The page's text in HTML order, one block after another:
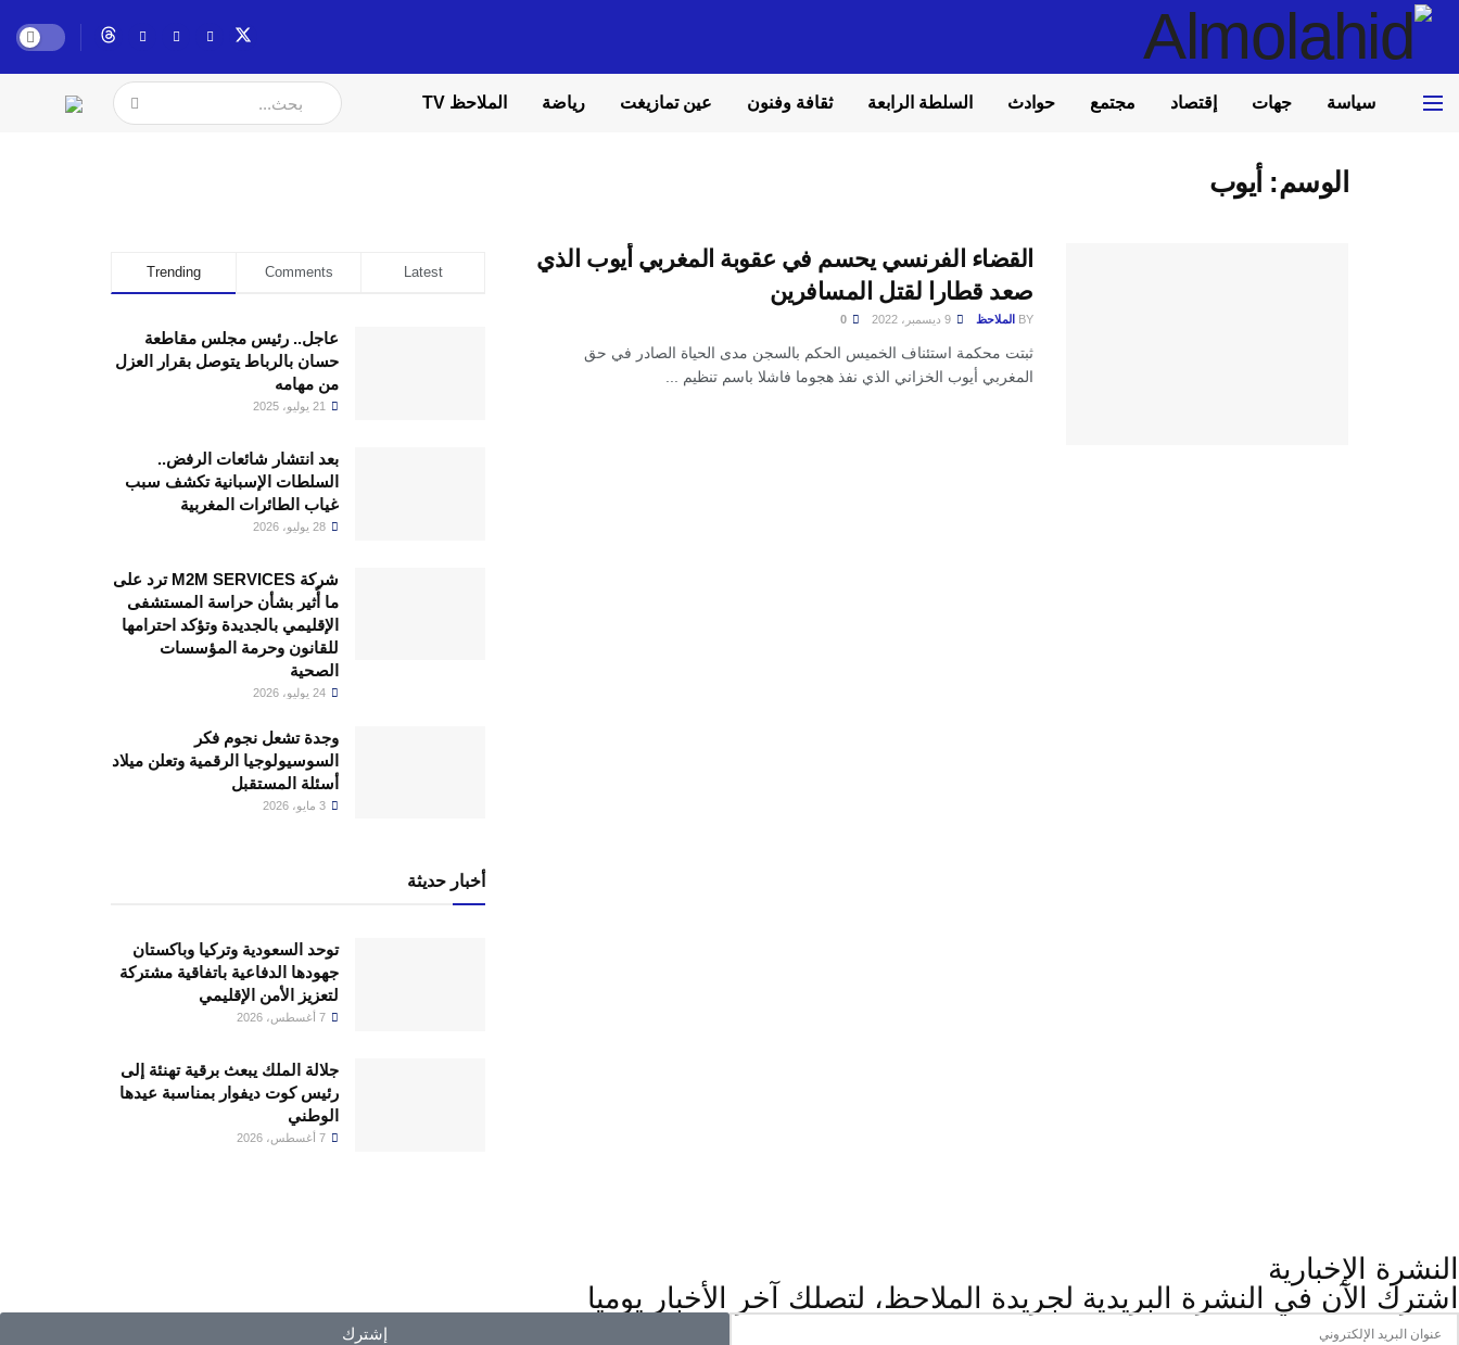
سياسة جهات إقتصاد مجتمع حوادث السلطة الرابعة ثقافة وفنون عين تمازيغت رياضة الملاحظ TV
الوسم: أيوب
القضاء الفرنسي يحسم في عقوبة المغربي أيوب الذي
صعد قطارا لقتل المسافرين
BY الملاحظ
ثبتت محكمة استئناف الخميس الحكم بالسجن مدى الحياة الصادر في حق
المغربي أيوب الخزاني الذي نفذ هجوما فاشلا باسم تنظيم ...
Trending Comments Latest
عاجل.. رئيس مجلس مقاطعة
حسان بالرباط يتوصل بقرار العزل
من مهامه
بعد انتشار شائعات الرفض..
السلطات الإسبانية تكشف سبب
غياب الطائرات المغربية
شركة M2M SERVICES ترد على
ما أُثير بشأن حراسة المستشفى
الإقليمي بالجديدة وتؤكد احترامها
للقانون وحرمة المؤسسات
الصحية
وجدة تشعل نجوم فكر
السوسيولوجيا الرقمية وتعلن ميلاد
أسئلة المستقبل
أخبار حديثة
توحد السعودية وتركيا وباكستان
جهودها الدفاعية باتفاقية مشتركة
لتعزيز الأمن الإقليمي
جلالة الملك يبعث برقية تهنئة إلى
رئيس كوت ديفوار بمناسبة عيدها
الوطني
النشرة الإخبارية
اشترك الآن في النشرة البريدية لجريدة الملاحظ، لتصلك آخر الأخبار يوميا
إشترك